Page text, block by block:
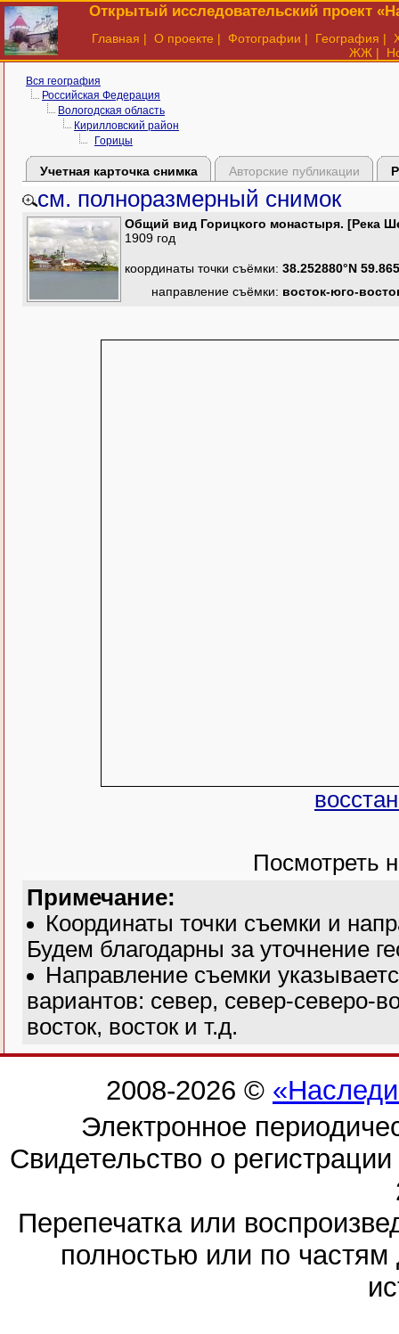
Открытый исследовательский проект
Главная | О проекте | Фотографии | География |
ЖЖ |
Вся география
Российская Федерация
Вологодская область
Кирилловский район
Горицы
Учетная карточка снимка Авторские публикации
см. полноразмерный снимок
Общий вид Горицкого монастыря. [Река
1909 год
координаты точки съёмки: 38.252880°N
направление съёмки: восток-юго-
Посмотреть
Примечание:
Координаты точки съемки и
Будем благодарны за уточнение
Направление съемки
вариантов: север, север-северо-
восток, восток и т.д.
2008-2026 ©
Электронное
Свидетельство о
Перепечатка или
полностью или по частям